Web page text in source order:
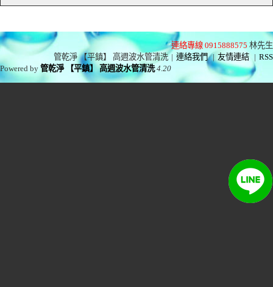
連絡專線 0915888575 林先生
管乾淨 【平鎮】 高週波水管清洗 | 連絡我們 | 友情連結 | RSS
Powered by管乾淨 【平鎮】 高週波水管清洗 4.20